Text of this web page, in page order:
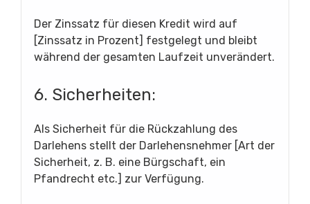
Der Zinssatz für diesen Kredit wird auf
[Zinssatz in Prozent] festgelegt und bleibt
während der gesamten Laufzeit unverändert.
6. Sicherheiten:
Als Sicherheit für die Rückzahlung des
Darlehens stellt der Darlehensnehmer [Art der
Sicherheit, z. B. eine Bürgschaft, ein
Pfandrecht etc.] zur Verfügung.